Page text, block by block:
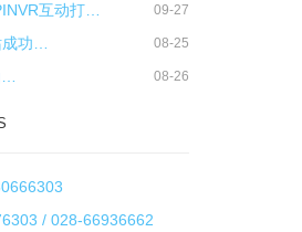
互动打… 09-27
功… 08-25
08-26
/ 028-66936662